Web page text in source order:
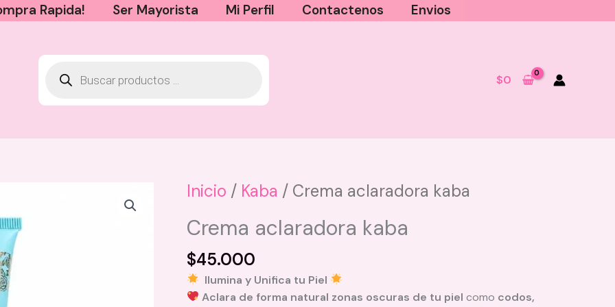
Rapida! Ser Mayorista Mi Perfil Contactenos Envios
$0
Inicio / Kaba / Crema aclaradora kaba
Crema aclaradora kaba
$45.000
Ilumina y Unifica tu Piel
Aclara de forma natural zonas oscuras de tu piel como codos,